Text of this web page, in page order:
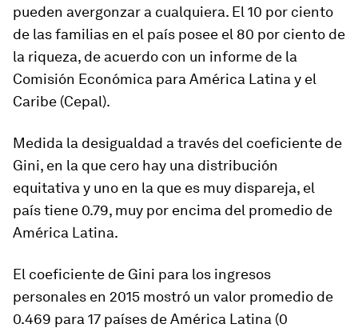
pueden avergonzar a cualquiera. El 10 por ciento
de las familias en el país posee el 80 por ciento de
la riqueza, de acuerdo con un informe de la
Comisión Económica para América Latina y el
Caribe (Cepal).
Medida la desigualdad a través del coeficiente de
Gini, en la que cero hay una distribución
equitativa y uno en la que es muy dispareja, el
país tiene 0.79, muy por encima del promedio de
América Latina.
El coeficiente de Gini para los ingresos
personales en 2015 mostró un valor promedio de
0.469 para 17 países de América Latina (0